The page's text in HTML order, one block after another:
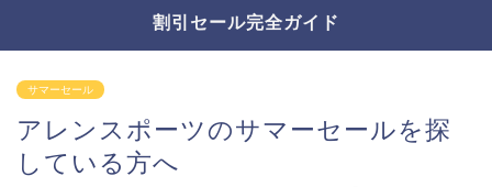
割引セール完全ガイド
サマーセール
アレンスポーツのサマーセールを探
している方へ